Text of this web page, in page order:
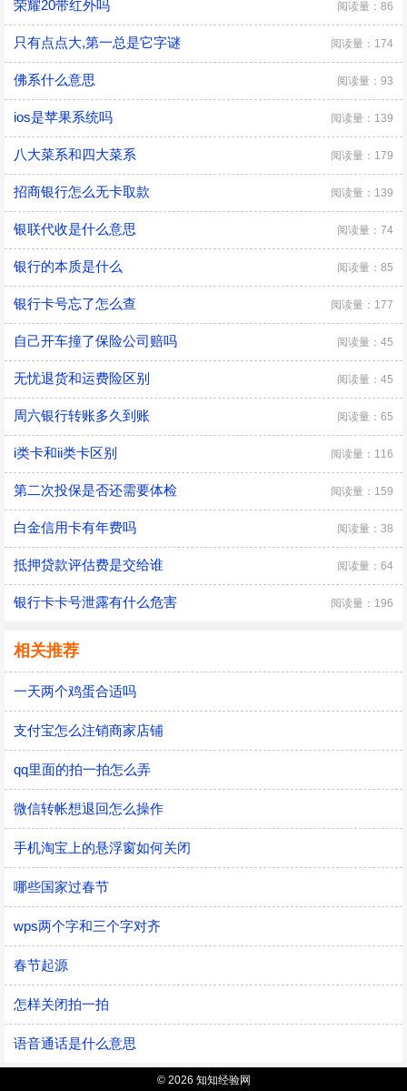
荣耀20带红外吗 阅读量：86
只有点点大,第一总是它字谜 阅读量：174
佛系什么意思 阅读量：93
ios是苹果系统吗 阅读量：139
八大菜系和四大菜系 阅读量：179
招商银行怎么无卡取款 阅读量：139
银联代收是什么意思 阅读量：74
银行的本质是什么 阅读量：85
银行卡号忘了怎么查 阅读量：177
自己开车撞了保险公司赔吗 阅读量：45
无忧退货和运费险区别 阅读量：45
周六银行转账多久到账 阅读量：65
i类卡和ii类卡区别 阅读量：116
第二次投保是否还需要体检 阅读量：159
白金信用卡有年费吗 阅读量：38
抵押贷款评估费是交给谁 阅读量：64
银行卡卡号泄露有什么危害 阅读量：196
相关推荐
一天两个鸡蛋合适吗
支付宝怎么注销商家店铺
qq里面的拍一拍怎么弄
微信转帐想退回怎么操作
手机淘宝上的悬浮窗如何关闭
哪些国家过春节
wps两个字和三个字对齐
春节起源
怎样关闭拍一拍
语音通话是什么意思
© 2026 知知经验网